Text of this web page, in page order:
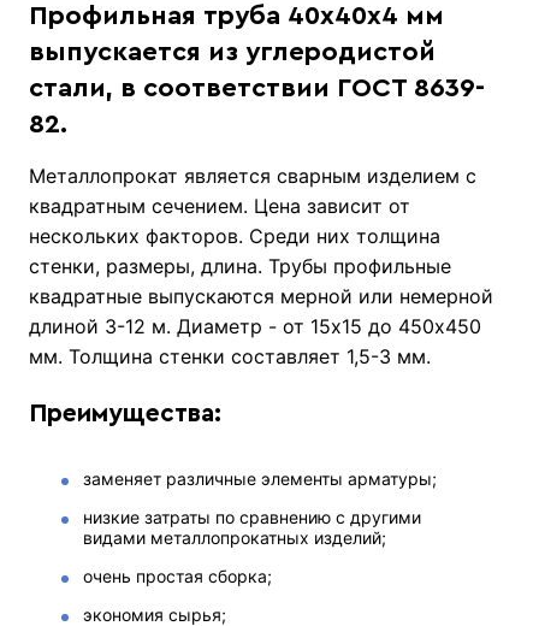
Профильная труба 40х40х4 мм
выпускается из углеродистой
стали, в соответствии ГОСТ 8639-
82.
Металлопрокат является сварным изделием с
квадратным сечением. Цена зависит от
нескольких факторов. Среди них толщина
стенки, размеры, длина. Трубы профильные
квадратные выпускаются мерной или немерной
длиной 3-12 м. Диаметр - от 15х15 до 450х450
мм. Толщина стенки составляет 1,5-3 мм.
Преимущества:
заменяет различные элементы арматуры;
низкие затраты по сравнению с другими
видами металлопрокатных изделий;
очень простая сборка;
экономия сырья;